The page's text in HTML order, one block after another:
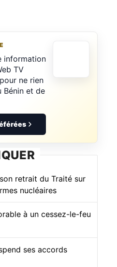
information
TV
ne rien
Bénin et de
retrait du Traité sur
nucléaires
à un cessez-le-feu
ses accords